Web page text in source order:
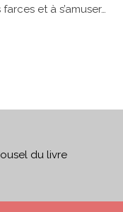
farces et à s’amuser…
du livre